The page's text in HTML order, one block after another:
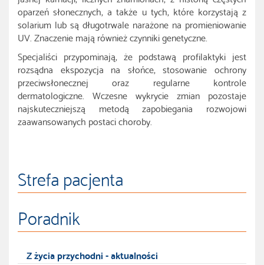
oparzeń słonecznych, a także u tych, które korzystają z
solarium lub są długotrwale narażone na promieniowanie
UV. Znaczenie mają również czynniki genetyczne.
Specjaliści przypominają, że podstawą profilaktyki jest
rozsądna ekspozycja na słońce, stosowanie ochrony
przeciwsłonecznej oraz regularne kontrole
dermatologiczne. Wczesne wykrycie zmian pozostaje
najskuteczniejszą metodą zapobiegania rozwojowi
zaawansowanych postaci choroby.
Strefa pacjenta
Poradnik
Z życia przychodni - aktualności